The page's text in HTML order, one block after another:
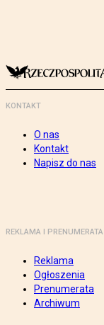
KONTAKT
O nas
Kontakt
Napisz do nas
REKLAMA I PRENUMERATA
Reklama
Ogłoszenia
Prenumerata
Archiwum